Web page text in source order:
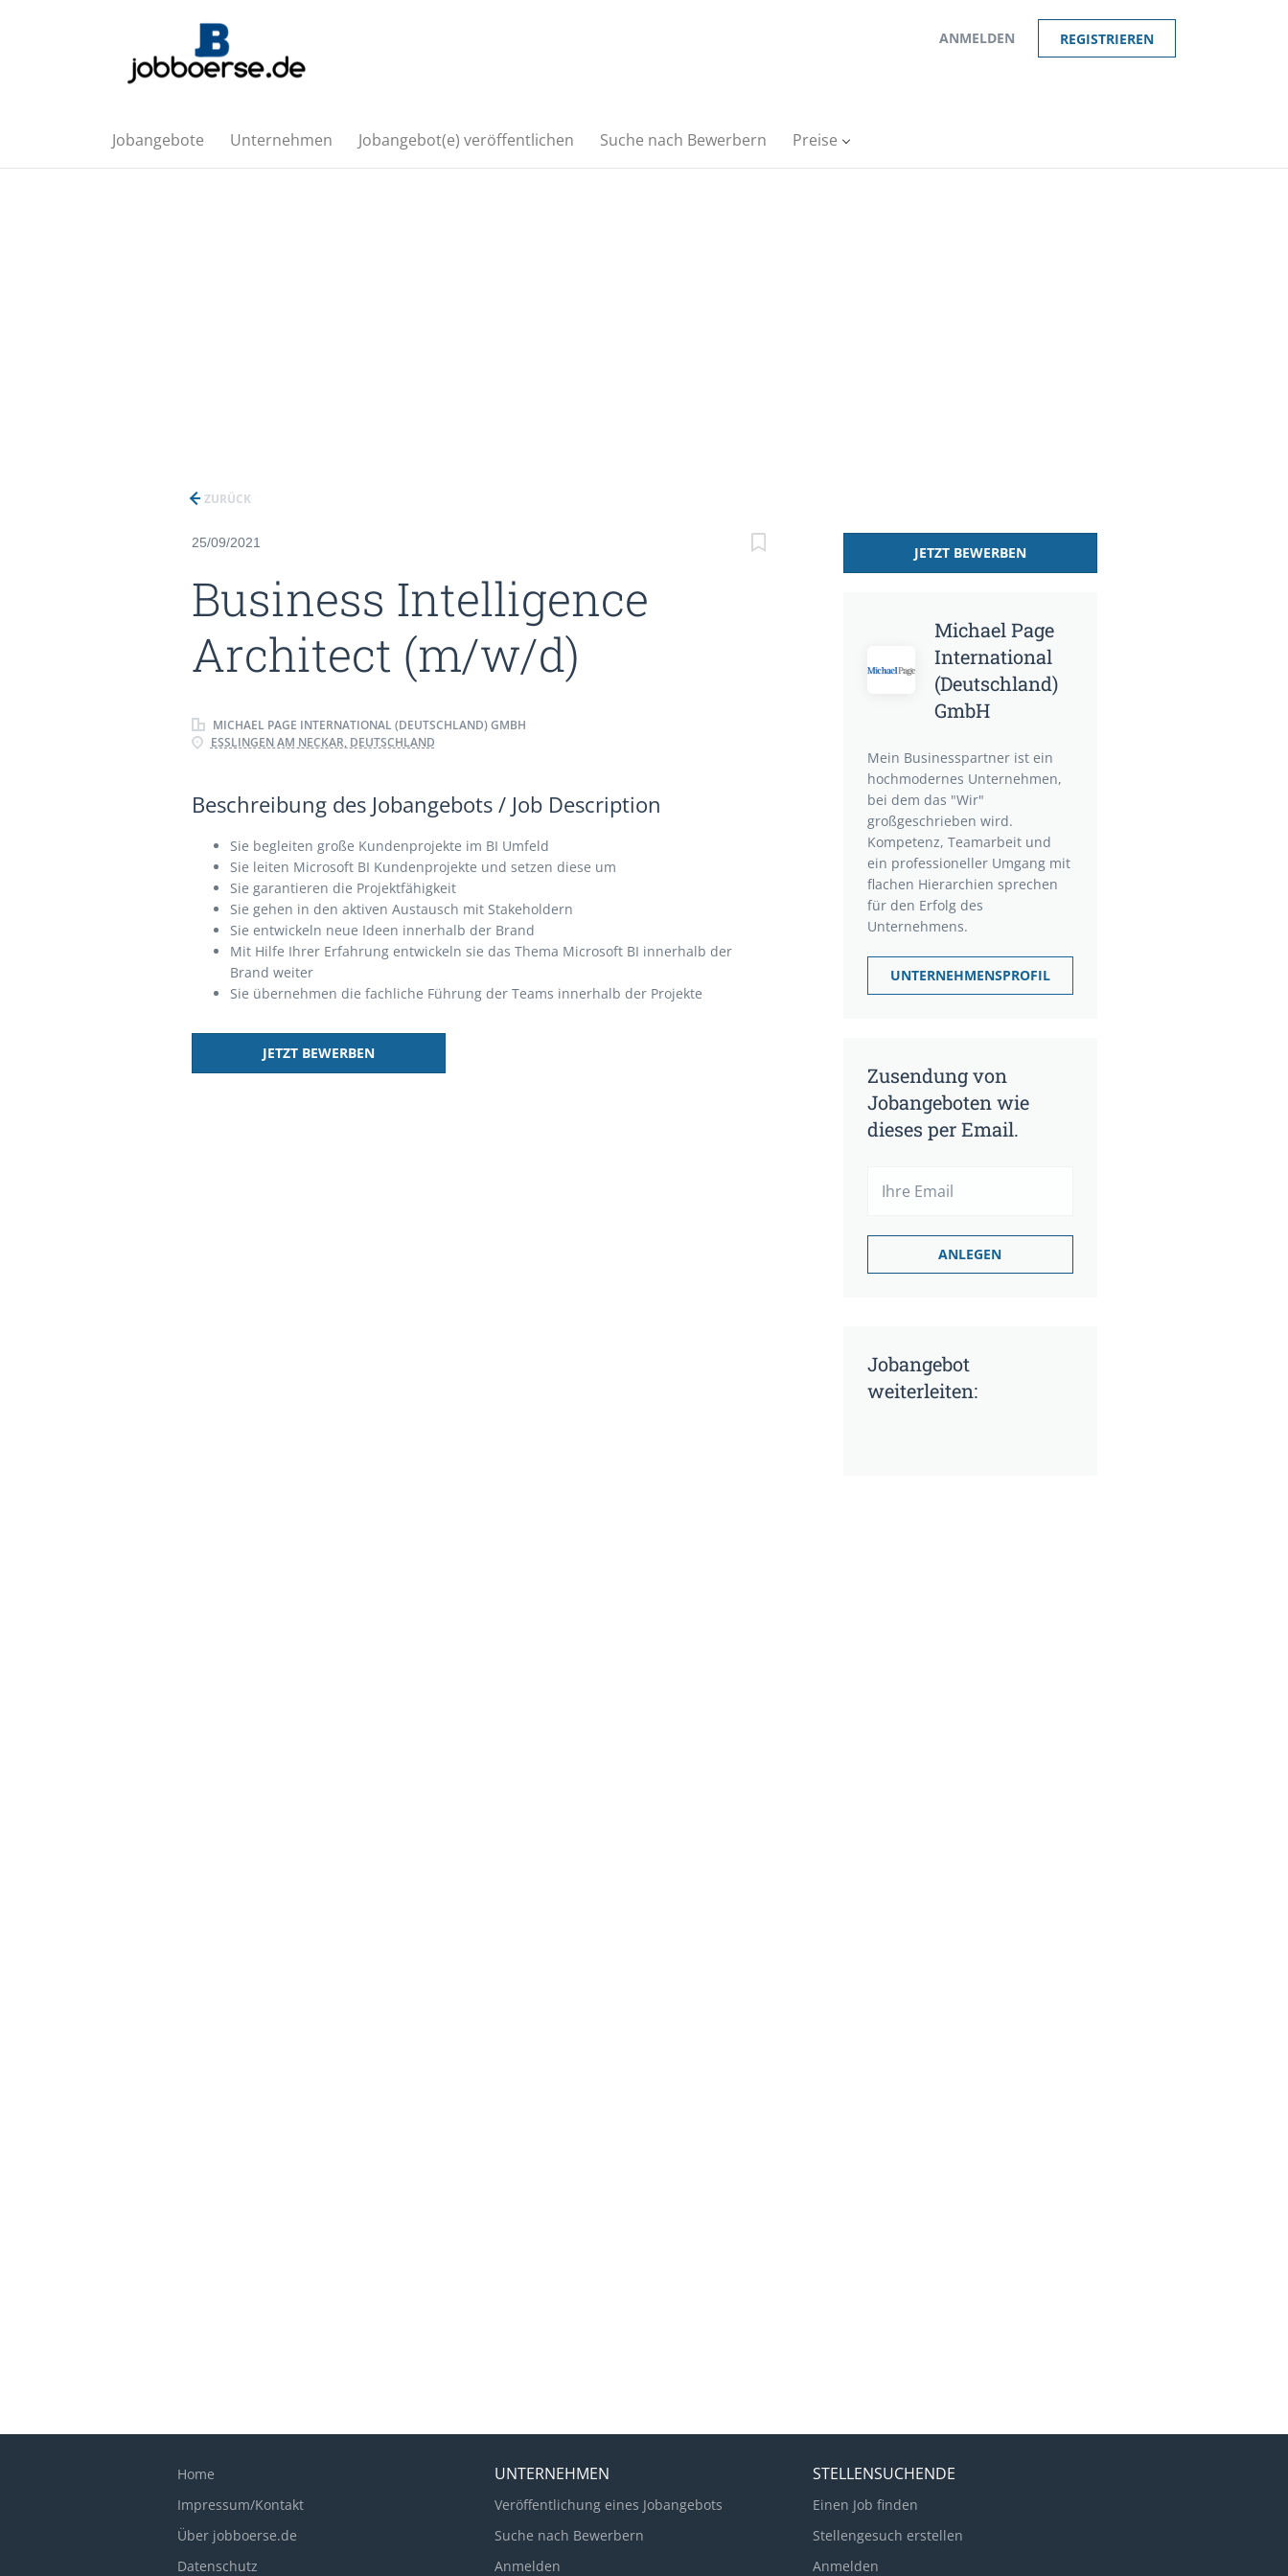
ANMELDEN REGISTRIEREN
Jobangebote Unternehmen Jobangebot(e) veröffentlichen Suche nach Bewerbern Preise
ZURÜCK
25/09/2021
Business Intelligence
Architect (m/w/d)
MICHAEL PAGE INTERNATIONAL (DEUTSCHLAND) GMBH
ESSLINGEN AM NECKAR, DEUTSCHLAND
Beschreibung des Jobangebots / Job Description
Sie begleiten große Kundenprojekte im BI Umfeld
Sie leiten Microsoft BI Kundenprojekte und setzen diese um
Sie garantieren die Projektfähigkeit
Sie gehen in den aktiven Austausch mit Stakeholdern
Sie entwickeln neue Ideen innerhalb der Brand
Mit Hilfe Ihrer Erfahrung entwickeln sie das Thema Microsoft BI innerhalb der
Brand weiter
Sie übernehmen die fachliche Führung der Teams innerhalb der Projekte
JETZT BEWERBEN
JETZT BEWERBEN
Michael Page
International
(Deutschland)
GmbH
Mein Businesspartner ist ein
hochmodernes Unternehmen,
bei dem das "Wir"
großgeschrieben wird.
Kompetenz, Teamarbeit und
ein professioneller Umgang mit
flachen Hierarchien sprechen
für den Erfolg des
Unternehmens.
UNTERNEHMENSPROFIL
Zusendung von
Jobangeboten wie
dieses per Email.
Jobangebot
weiterleiten:
Home
Impressum/Kontakt
Über jobboerse.de
Datenschutz
UNTERNEHMEN
Veröffentlichung eines Jobangebots
Suche nach Bewerbern
Anmelden
STELLENSUCHENDE
Einen Job finden
Stellengesuch erstellen
Anmelden